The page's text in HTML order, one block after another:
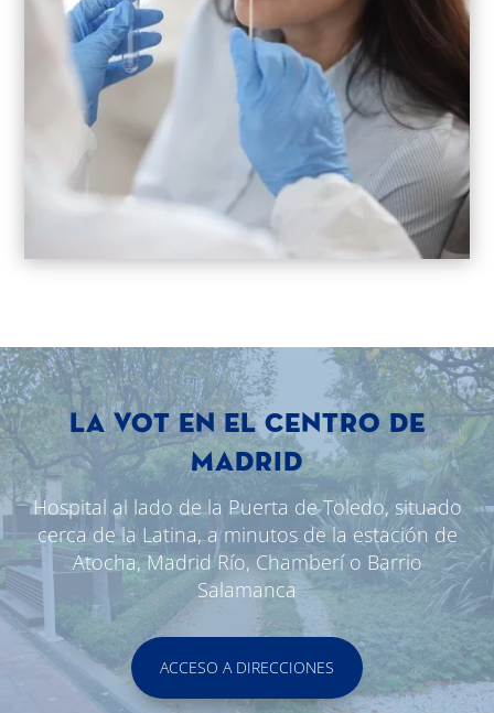
LA VOT EN EL CENTRO DE
MADRID
Hospital al lado de la Puerta de Toledo, situado
cerca de la Latina, a minutos de la estación de
Atocha, Madrid Río, Chamberí o Barrio
Salamanca
ACCESO A DIRECCIONES